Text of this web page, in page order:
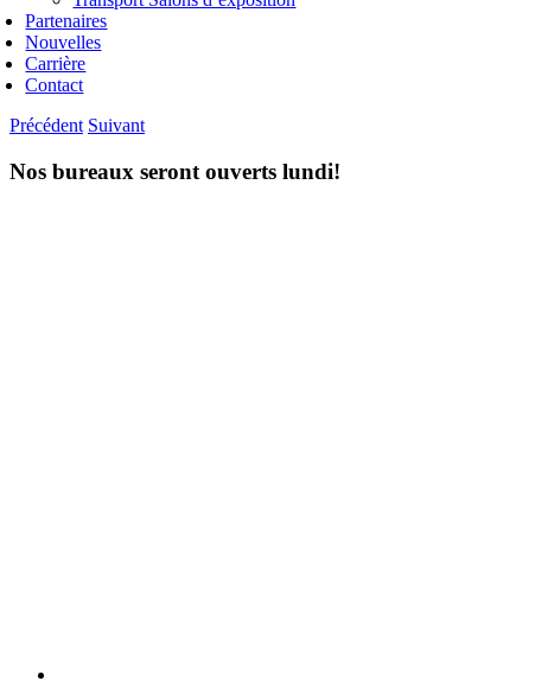
Partenaires
Nouvelles
Carrière
Contact
Précédent Suivant
Nos bureaux seront ouverts lundi!